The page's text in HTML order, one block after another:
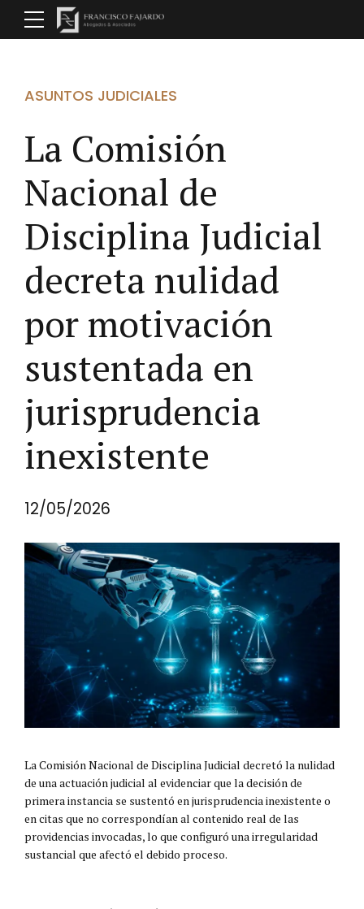
ASUNTOS JUDICIALES
La Comisión
Nacional de
Disciplina Judicial
decreta nulidad
por motivación
sustentada en
jurisprudencia
inexistente
12/05/2026
La Comisión Nacional de Disciplina Judicial decretó la nulidad
de una actuación judicial al evidenciar que la decisión de
primera instancia se sustentó en jurisprudencia inexistente o
en citas que no correspondían al contenido real de las
providencias invocadas, lo que configuró una irregularidad
sustancial que afectó el debido proceso.